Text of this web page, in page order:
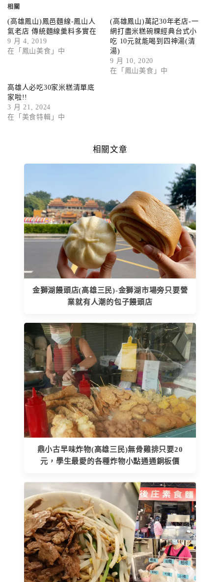
相關
(高雄鳳山)鳳邑麵線-鳳山人
氣老店 傳統麵線羹料多實在
9 月 4, 2019
在「鳳山美食」中
(高雄鳳山)萬記30年老店-一
網打盡米糕碗粿經典台式小
吃 10元就能喝到四神湯(清
湯)
9 月 10, 2020
在「鳳山美食」中
高雄人必吃30家米糕清單底
家啦!!
3 月 21, 2024
在「美食特輯」中
相關文章
金獅湖饅頭店(高雄三民)-金獅湖市場旁只要營
業就有人潮的包子饅頭店
鼎小古早味炸物(高雄三民)無骨雞排只要20
元，學生最愛的各種炸物小點通通銅板價